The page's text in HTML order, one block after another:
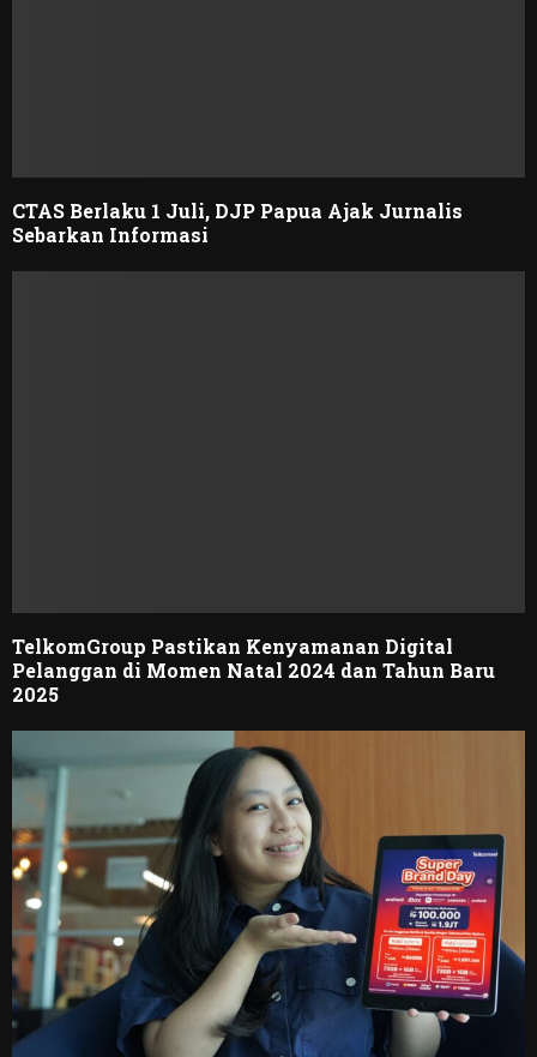
CTAS Berlaku 1 Juli, DJP Papua Ajak Jurnalis
Sebarkan Informasi
TelkomGroup Pastikan Kenyamanan Digital
Pelanggan di Momen Natal 2024 dan Tahun Baru
2025